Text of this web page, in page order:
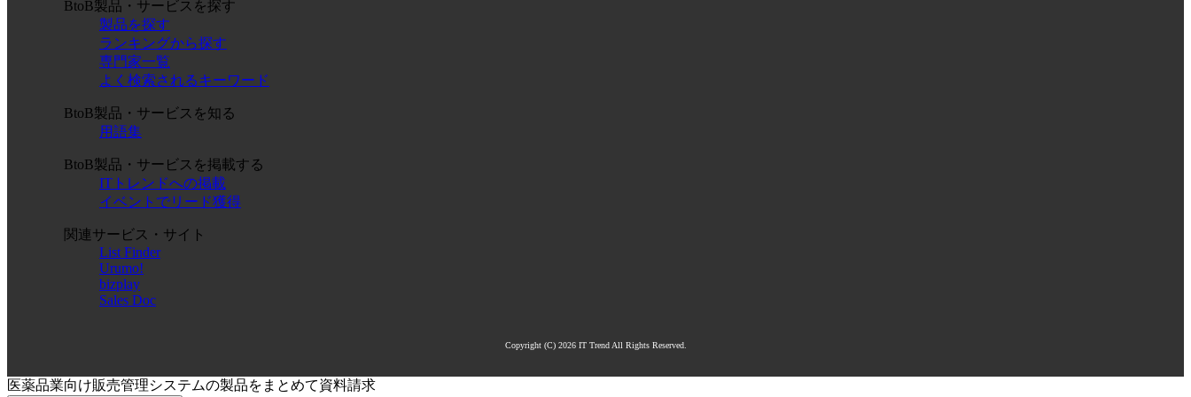
BtoB製品・サービスを探す
製品を探す
ランキングから探す
専門家一覧
よく検索されるキーワード
BtoB製品・サービスを知る
用語集
BtoB製品・サービスを掲載する
ITトレンドへの掲載
イベントでリード獲得
関連サービス・サイト
List Finder
Urumo!
bizplay
Sales Doc
Copyright (C) 2026IT Trend All Rights Reserved.
医薬品業向け販売管理システムの製品をまとめて資料請求